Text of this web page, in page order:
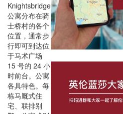
Knightsbridge
公寓分布在骑
士桥村的各个
位置，通常步
行即可到达位
于马术广场
15 号的 24 小
时前台。公寓
各具特色。每
栋马厩式住
宅、联排别